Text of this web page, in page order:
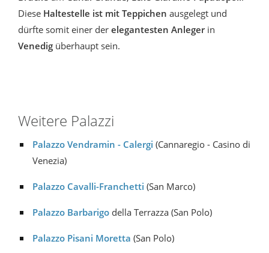
Diese Haltestelle ist mit Teppichen ausgelegt und
dürfte somit einer der elegantesten Anlegerin
Venedig überhaupt sein.
Weitere Palazzi
Palazzo Vendramin - Calergi (Cannaregio - Casino di
Venezia)
Palazzo Cavalli-Franchetti (San Marco)
Palazzo Barbarigo della Terrazza (San Polo)
Palazzo Pisani Moretta (San Polo)